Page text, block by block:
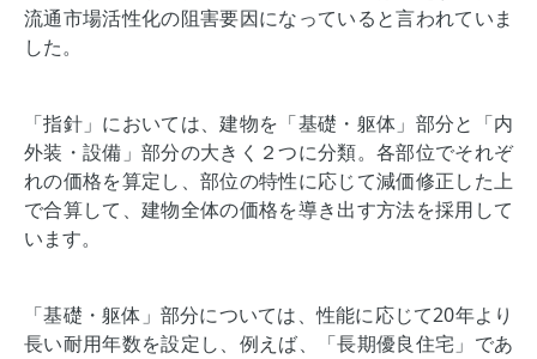
流通市場活性化の阻害要因になっていると言われていま
した。
「指針」においては、建物を「基礎・躯体」部分と「内
外装・設備」部分の大きく２つに分類。各部位でそれぞ
れの価格を算定し、部位の特性に応じて減価修正した上
で合算して、建物全体の価格を導き出す方法を採用して
います。
「基礎・躯体」部分については、性能に応じて20年より
長い耐用年数を設定し、例えば、「長期優良住宅」であ